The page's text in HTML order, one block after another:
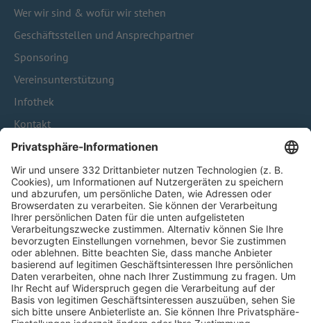
Wer wir sind & wofür wir stehen
Geschäftsstellen und Ansprechpartner
Sponsoring
Vereinsunterstützung
Infothek
Kontakt
HÄUFIG BESUCHTE SEITEN
Pässe und Vereinswechsel
Trainerausbildung
Schulungsangebot Vereinsmitarbeiter
BFV-Geschäftsstellen
Trainerbörse
Login SpielPlus